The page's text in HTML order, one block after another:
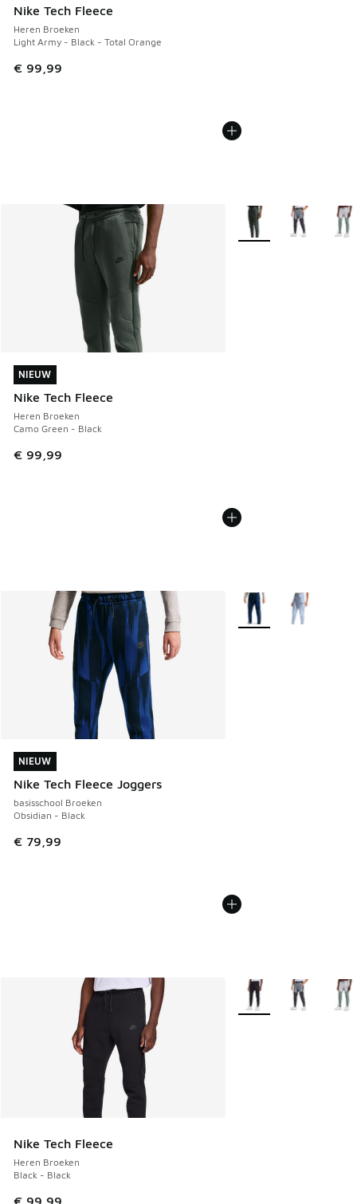
Nike Tech Fleece
Heren Broeken
Light Army - Black - Total Orange
€ 99,99
NIEUW
Nike Tech Fleece
Heren Broeken
Camo Green - Black
€ 99,99
NIEUW
Meer kleuren
NIEUW
Nike Tech Fleece Joggers
basisschool Broeken
Obsidian - Black
€ 79,99
NIEUW
Meer kleuren
Nike Tech Fleece
Heren Broeken
Black - Black
€ 99,99
Meer kleuren